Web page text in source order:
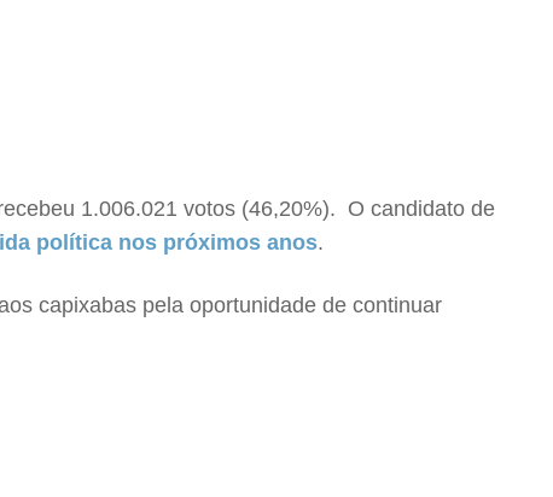
1.006.021 votos (46,20%). O candidato de
política nos próximos anos.
capixabas pela oportunidade de continuar